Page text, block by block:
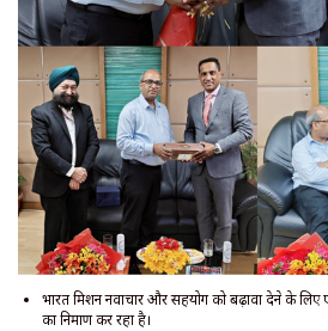
भारत मिशन नवाचार और सहयोग को बढ़ावा देने के लिए
का निर्माण कर रहा है।